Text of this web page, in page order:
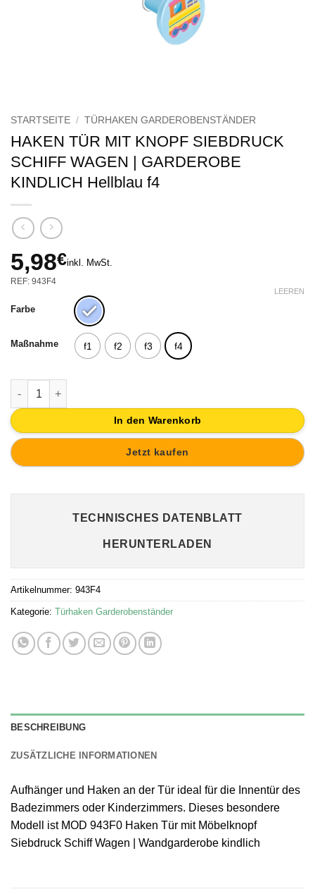
STARTSEITE / TÜRHAKEN GARDEROBENSTÄNDER
HAKEN TÜR MIT KNOPF SIEBDRUCK
SCHIFF WAGEN | GARDEROBE
KINDLICH Hellblau f4
5,98€inkl. MwSt.
REF: 943F4
Farbe
Maßnahme f1 f2 f3 f4
LEEREN
HAKEN TÜR MIT KNOPF SIEBDRUCK SCHIFF WAGEN |
In den Warenkorb
Jetzt kaufen
TECHNISCHES DATENBLATT
HERUNTERLADEN
Artikelnummer: 943F4
Kategorie: Türhaken Garderobenständer
BESCHREIBUNG
ZUSÄTZLICHE INFORMATIONEN
Aufhänger und Haken an der Tür ideal für die Innentür des
Badezimmers oder Kinderzimmers. Dieses besondere
Modell ist MOD 943F0 Haken Tür mit Möbelknopf
Siebdruck Schiff Wagen | Wandgarderobe kindlich